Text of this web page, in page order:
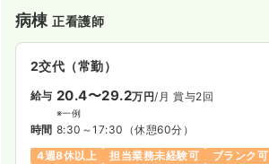
病棟正看護師
2交代（常勤）
給与 20.4〜29.2万円/月 賞与2回
※一例
時間 8:30～17:30 （休憩60分）
4週8休以上
担当業務未経験可
ブランク可